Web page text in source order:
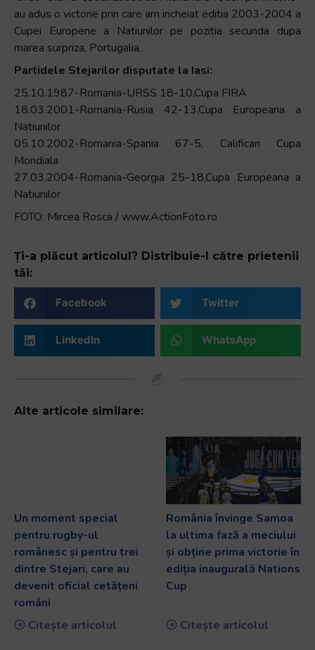
au adus o victorie prin care am incheiat editia 2003-2004 a
Cupei Europene a Natiunilor pe pozitia secunda dupa
marea surpriza, Portugalia.
Partidele Stejarilor disputate la Iasi:
25.10.1987-Romania-URSS 18-10,Cupa FIRA
18.03.2001-Romania-Rusia 42-13,Cupa Europeana a
Natiunilor
05.10.2002-Romania-Spania 67-5, Calificari Cupa
Mondiala
27.03.2004-Romania-Georgia 25-18,Cupa Europeana a
Natiunilor
FOTO: Mircea Rosca / www.ActionFoto.ro
Ți-a plăcut articolul? Distribuie-l către prietenii
tăi:
Facebook Twitter
LinkedIn WhatsApp
Alte articole similare:
Un moment special
pentru rugby-ul
românesc și pentru trei
dintre Stejari, care au
devenit oficial cetățeni
români
Citește articolul
România învinge Samoa
la ultima fază a meciului
și obține prima victorie în
ediția inaugurală Nations
Cup
Citește articolul